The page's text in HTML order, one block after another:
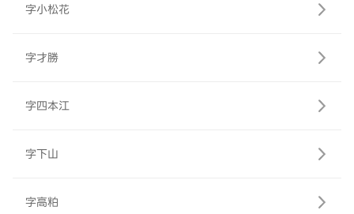
字小松花
字才勝
字四本江
字下山
字高粕